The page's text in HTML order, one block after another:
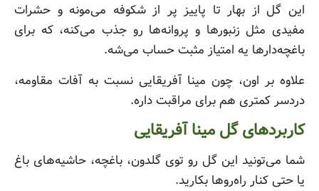
این گل از بهار تا پاییز پر از شکوفه می‌مونه و حشرات
مفیدی مثل زنبورها و پروانه‌ها رو جذب می‌کنه، که برای
باغچه‌دارها یه امتیاز مثبت حساب می‌شه.
علاوه بر اون، چون مینا آفریقایی نسبت به آفات مقاومه،
دردسر کمتری هم برای مراقبت داره.
کاربردهای گل مینا آفریقایی
شما می‌تونید این گل رو توی گلدون، باغچه، حاشیه‌های باغ
یا حتی کنار راه‌روها بکارید.